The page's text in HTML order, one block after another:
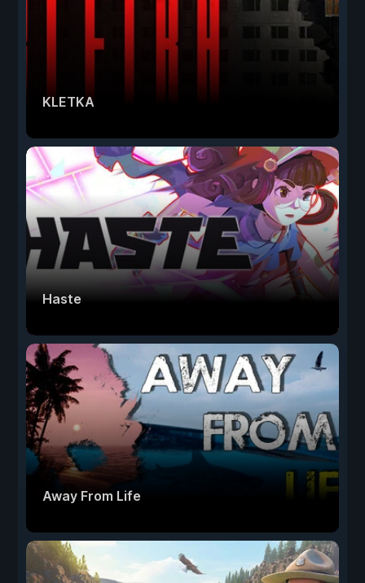
KLETKA
Haste
Away From Life